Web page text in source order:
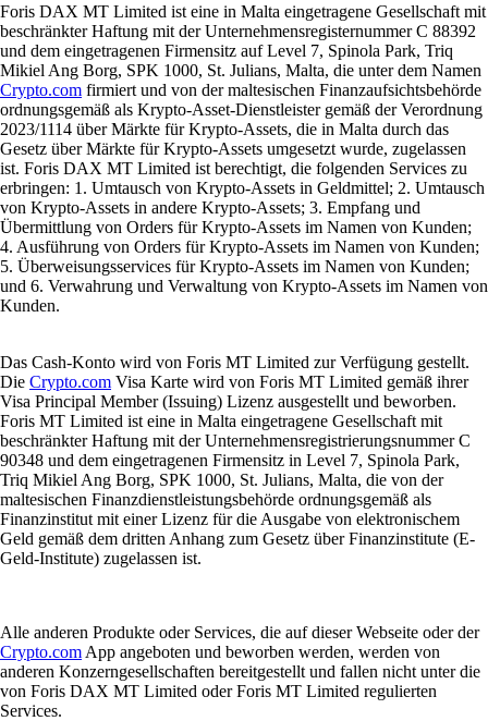
Foris DAX MT Limited ist eine in Malta eingetragene Gesellschaft mit
beschränkter Haftung mit der Unternehmensregisternummer C 88392
und dem eingetragenen Firmensitz auf Level 7, Spinola Park, Triq
Mikiel Ang Borg, SPK 1000, St. Julians, Malta, die unter dem Namen
Crypto.com firmiert und von der maltesischen Finanzaufsichtsbehörde
ordnungsgemäß als Krypto-Asset-Dienstleister gemäß der Verordnung
2023/1114 über Märkte für Krypto-Assets, die in Malta durch das
Gesetz über Märkte für Krypto-Assets umgesetzt wurde, zugelassen
ist. Foris DAX MT Limited ist berechtigt, die folgenden Services zu
erbringen: 1. Umtausch von Krypto-Assets in Geldmittel; 2. Umtausch
von Krypto-Assets in andere Krypto-Assets; 3. Empfang und
Übermittlung von Orders für Krypto-Assets im Namen von Kunden;
4. Ausführung von Orders für Krypto-Assets im Namen von Kunden;
5. Überweisungsservices für Krypto-Assets im Namen von Kunden;
und 6. Verwahrung und Verwaltung von Krypto-Assets im Namen von
Kunden.
Das Cash-Konto wird von Foris MT Limited zur Verfügung gestellt.
Die Crypto.com Visa Karte wird von Foris MT Limited gemäß ihrer
Visa Principal Member (Issuing) Lizenz ausgestellt und beworben.
Foris MT Limited ist eine in Malta eingetragene Gesellschaft mit
beschränkter Haftung mit der Unternehmensregistrierungsnummer C
90348 und dem eingetragenen Firmensitz in Level 7, Spinola Park,
Triq Mikiel Ang Borg, SPK 1000, St. Julians, Malta, die von der
maltesischen Finanzdienstleistungsbehörde ordnungsgemäß als
Finanzinstitut mit einer Lizenz für die Ausgabe von elektronischem
Geld gemäß dem dritten Anhang zum Gesetz über Finanzinstitute (E-
Geld-Institute) zugelassen ist.
Alle anderen Produkte oder Services, die auf dieser Webseite oder der
Crypto.com App angeboten und beworben werden, werden von
anderen Konzerngesellschaften bereitgestellt und fallen nicht unter die
von Foris DAX MT Limited oder Foris MT Limited regulierten
Services.